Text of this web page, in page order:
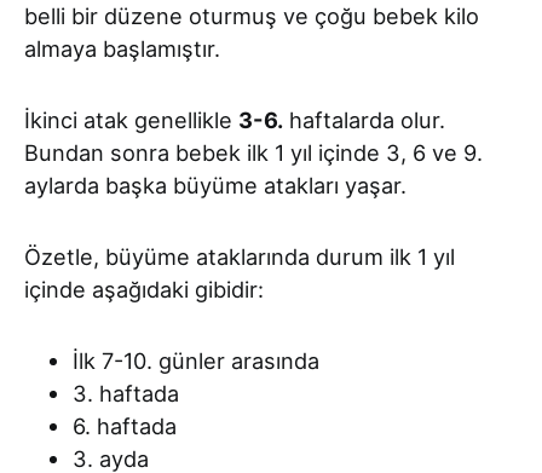
belli bir düzene oturmuş ve çoğu bebek kilo
almaya başlamıştır.
İkinci atak genellikle 3-6. haftalarda olur.
Bundan sonra bebek ilk 1 yıl içinde 3, 6 ve 9.
aylarda başka büyüme atakları yaşar.
Özetle, büyüme ataklarında durum ilk 1 yıl
içinde aşağıdaki gibidir:
İlk 7-10. günler arasında
3. haftada
6. haftada
3. ayda